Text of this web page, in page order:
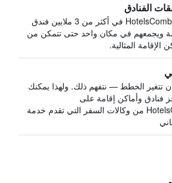
الفنادق
يبحث HotelsCombined في أكثر من 3 ملايين فندق
ويجمعهم في مكان واحد حتى تتمكن من
الإقامة المثالية.
تتغير الخطط — نتفهم ذلك. ولهذا يمكنك
فنادق وأماكن إقامة على
HotelsCombined من وكالات السفر التي تقدم خدمة